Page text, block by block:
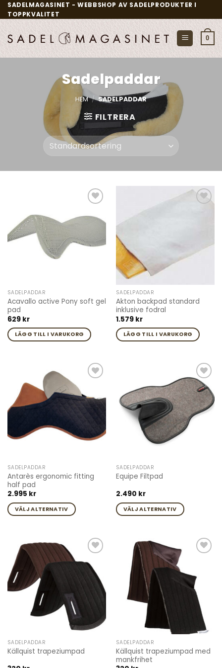
Skip
to
content
SADELMAGASINET - WEBBSHOP AV SADELPRODUKTER I
TOPPKVALITET
0
Sadelpaddar
HEM / SADELPADDAR
FILTRERA
wishlist
SADELPADDAR
Acavallo active Pony soft gel
pad
629 kr
LÄGG TILL I VARUKORG
SADELPADDAR
Akton backpad standard
inklusive fodral
1.579 kr
LÄGG TILL I VARUKORG
wishlist
SADELPADDAR
Antarès ergonomic fitting
half pad
2.995 kr
VÄLJ ALTERNATIV
produkten
har
flera
varianter.
De
olika
alternativen
produktsidan
Add to
wishlist
SADELPADDAR
Equipe Filtpad
2.490 kr
VÄLJ ALTERNATIV
produkten
varianter.
olika
alternativen
produktsidan
Add to
wishlist
SADELPADDAR
Källquist trapeziumpad
SADELPADDAR
Källquist trapeziumpad med
mankfrihet